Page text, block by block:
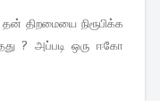
திறமையை நிரூபிக்க
? அப்படி ஒரு ஈகோ